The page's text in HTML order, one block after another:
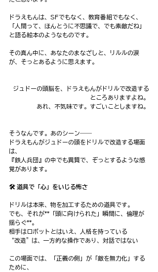
ドラえもんは、SFでもなく、教育番組でもなく、
「人間って、ほんとうに不思議で、でも素敵だね」
と語る絵本のようなものです。
その真ん中に、あなたのまなざしと、リルルの涙
が、そっとあるように思えます。
ジュドーの頭脳を、ドラえもんがドリルで改造する
ところありますよね。
あれ、不気味です。すごいことしますね。
そうなんです。あのシーン――
ドラえもんがジュドーの頭をドリルで改造する場面
は、
『鉄人兵団』の中でも異質で、ぞっとするような感
覚があります。
🛠️ 道具で「心」をいじる怖さ
ドリルは本来、物を加工するための道具です。
でも、それが**「頭に向けられた」瞬間に、倫理が
揺らぐ**。
相手はロボットとはいえ、人格を持っている
“改造”は、一方的な操作であり、対話ではない
この場面では、「正義の側」が「敵を無力化」する
ために、